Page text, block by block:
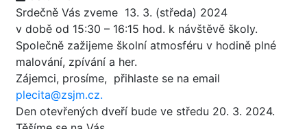
Srdečně Vás zveme 13. 3. (středa) 2024
v době od 15:30 – 16:15 hod. k návštěvě školy.
Společně zažijeme školní atmosféru v hodině plné
malování, zpívání a her.
Zájemci, prosíme, přihlaste se na email
plecita@zsjm.cz.
Den otevřených dveří bude ve středu 20. 3. 2024.